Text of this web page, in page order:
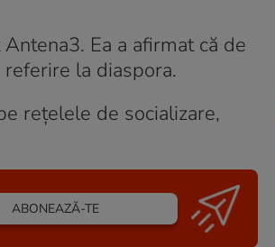
Ea a afirmat că de
la diaspora.
rețelele de socializare,
ABONEAZĂ-TE